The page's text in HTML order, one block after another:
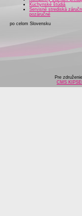
Kuchynské štúdiá
Servisné strediská
pozáručné
po celom Slovensku
Pre
CMS